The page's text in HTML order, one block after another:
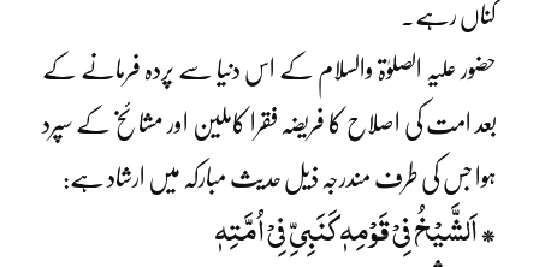
کناں رہے۔
حضور علیہ الصلوٰۃ والسلام کے اس دنیا سے پردہ فرمانے کے
بعد امت کی اصلاح کا فریضہ فقرا کاملین اور مشائخ کے سپرد
ہوا جس کی طرف مندرجہ ذیل حدیث مبارکہ میں ارشاد ہے:
*اَلشَّیْخُ فِیْ قَوْمِہٖ کَنَبِیِّ فِیْ اُمَّتِہٖ